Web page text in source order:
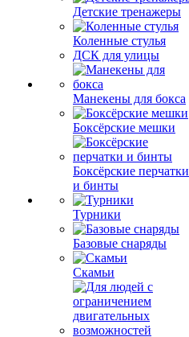
Детские тренажеры
Коленные стулья
ДСК для улицы
Манекены для бокса
Боксёрские мешки
Боксёрские перчатки
и бинты
Турники
Базовые снаряды
Скамьи